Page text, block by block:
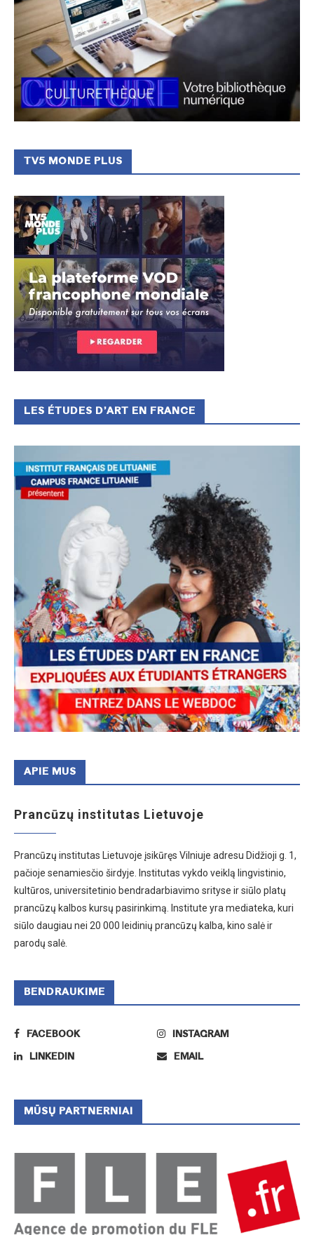
TV5 MONDE PLUS
LES ÉTUDES D’ART EN FRANCE
APIE MUS
Prancūzų institutas Lietuvoje
Prancūzų institutas Lietuvoje įsikūręs Vilniuje adresu Didžioji g. 1,
pačioje senamiesčio širdyje. Institutas vykdo veiklą lingvistinio,
kultūros, universitetinio bendradarbiavimo srityse ir siūlo platų
prancūzų kalbos kursų pasirinkimą. Institute yra mediateka, kuri
siūlo daugiau nei 20 000 leidinių prancūzų kalba, kino salė ir
parodų salė.
BENDRAUKIME
FACEBOOK INSTAGRAM
LINKEDIN EMAIL
MŪSŲ PARTNERNIAI